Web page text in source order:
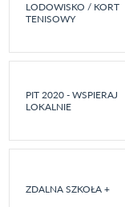
LODOWISKO / KORT
TENISOWY
PIT 2020 - WSPIERAJ
LOKALNIE
ZDALNA SZKOŁA +